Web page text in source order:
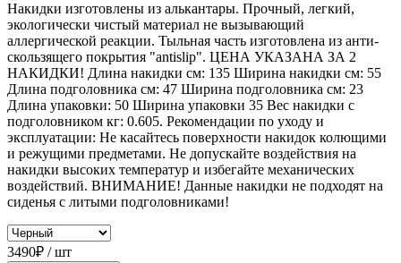
Накидки изготовлены из алькантары. Прочный, легкий,
экологически чистый материал не вызывающий
аллергической реакции. Тыльная часть изготовлена из анти-
скользящего покрытия "antislip". ЦЕНА УКАЗАНА ЗА 2
НАКИДКИ! Длина накидки см: 135 Ширина накидки см: 55
Длина подголовника см: 47 Ширина подголовника см: 23
Длина упаковки: 50 Ширина упаковки 35 Вес накидки с
подголовником кг: 0.605. Рекомендации по уходу и
эксплуатации: Не касайтесь поверхности накидок колющими
и режущими предметами. Не допускайте воздействия на
накидки высоких температур и избегайте механических
воздействий. ВНИМАНИЕ! Данные накидки не подходят на
сиденья с литыми подголовниками!
3490₽ / шт